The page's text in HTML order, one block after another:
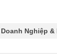
Doanh Nghiệp &